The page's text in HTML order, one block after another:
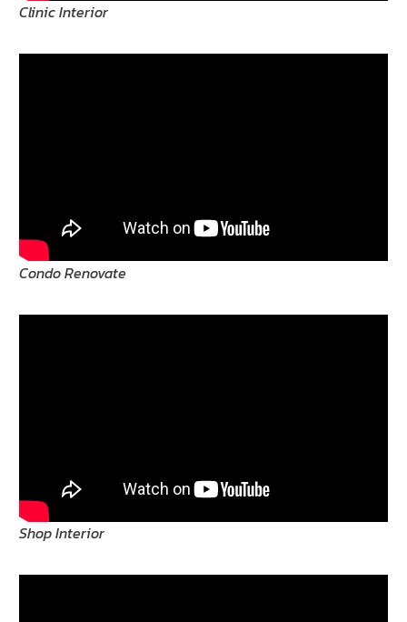
Clinic Interior
Condo Renovate
Shop Interior